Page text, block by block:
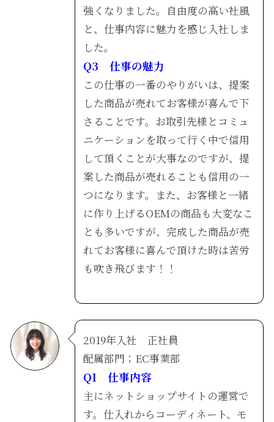
強くなりました。自由度の高い社風
と、仕事内容に魅力を感じ入社しま
した。
Q3 仕事の魅力
この仕事の一番のやりがいは、提案
した商品が売れてお客様が喜んで下
さることです。お取引先様とコミュ
ニケーションを取って行く中で信用
して頂くことが大事なのですが、提
案した商品が売れることも信用の一
つになります。また、お客様と一緒
に作り上げるOEMの商品も大変なこ
とも多いですが、完成した商品が売
れてお客様に喜んで頂けた時は苦労
も吹き飛びます！！
2019年入社 正社員
配属部門；EC事業部
Q1 仕事内容
主にネットショップサイトの運営で
す。仕入れからコーディネート、モ